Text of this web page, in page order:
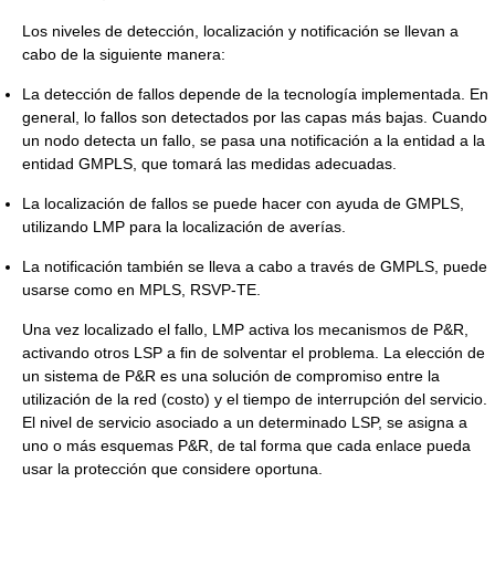
Los niveles de detección, localización y notificación se llevan a
cabo de la siguiente manera:
La detección de fallos depende de la tecnología implementada. En
general, lo fallos son detectados por las capas más bajas. Cuando
un nodo detecta un fallo, se pasa una notificación a la entidad a la
entidad GMPLS, que tomará las medidas adecuadas.
La localización de fallos se puede hacer con ayuda de GMPLS,
utilizando LMP para la localización de averías.
La notificación también se lleva a cabo a través de GMPLS, puede
usarse como en MPLS, RSVP-TE.
Una vez localizado el fallo, LMP activa los mecanismos de P&R,
activando otros LSP a fin de solventar el problema. La elección de
un sistema de P&R es una solución de compromiso entre la
utilización de la red (costo) y el tiempo de interrupción del servicio.
El nivel de servicio asociado a un determinado LSP, se asigna a
uno o más esquemas P&R, de tal forma que cada enlace pueda
usar la protección que considere oportuna.